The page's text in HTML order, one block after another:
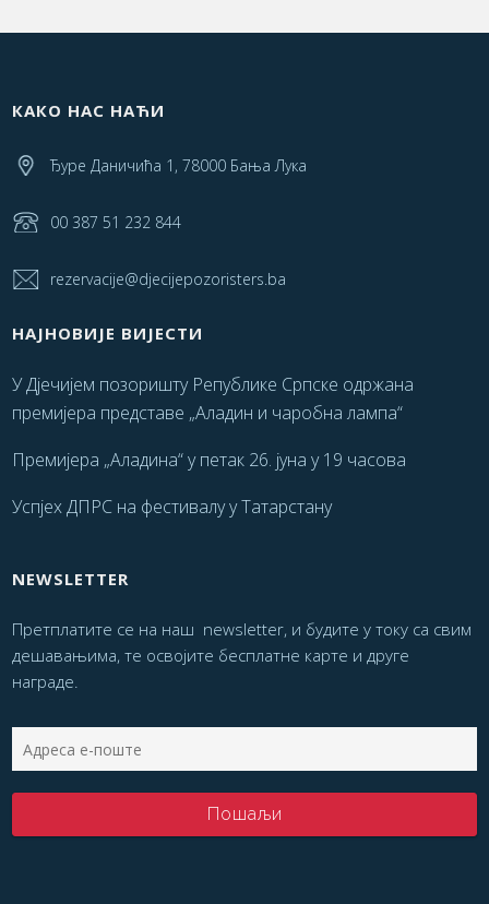
КАКО НАС НАЋИ
Ђуре Даничића 1, 78000 Бања Лука
00 387 51 232 844
rezervacije@djecijepozoristers.ba
НАЈНОВИЈЕ ВИЈЕСТИ
У Дјечијем позоришту Републике Српске одржана
премијера представе „Аладин и чаробна лампа“
Премијера „Аладина“ у петак 26. јуна у 19 часова
Успјех ДПРС на фестивалу у Татарстану
NEWSLETTER
Претплатите се на наш newsletter, и будите у току са свим
дешавањима, те освојите бесплатне карте и друге
награде.